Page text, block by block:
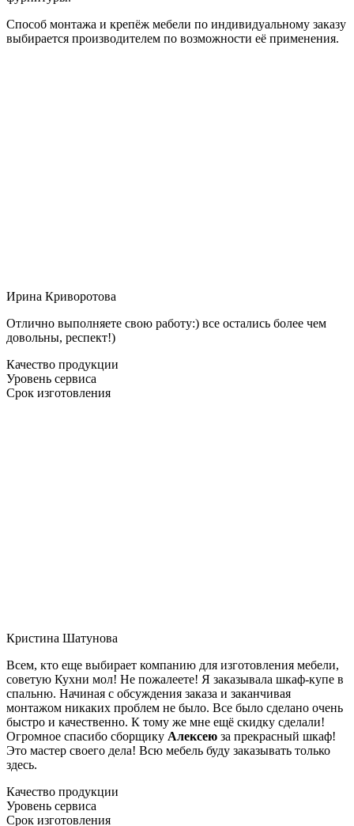
Способ монтажа и крепёж мебели по индивидуальному заказу
выбирается производителем по возможности её применения.
Ирина Криворотова
Отлично выполняете свою работу:) все остались более чем
довольны, респект!)
Качество продукции
Уровень сервиса
Срок изготовления
Кристина Шатунова
Всем, кто еще выбирает компанию для изготовления мебели,
советую Кухни мол! Не пожалеете! Я заказывала шкаф-купе в
спальню. Начиная с обсуждения заказа и заканчивая
монтажом никаких проблем не было. Все было сделано очень
быстро и качественно. К тому же мне ещё скидку сделали!
Огромное спасибо сборщику Алексею за прекрасный шкаф!
Это мастер своего дела! Всю мебель буду заказывать только
здесь.
Качество продукции
Уровень сервиса
Срок изготовления